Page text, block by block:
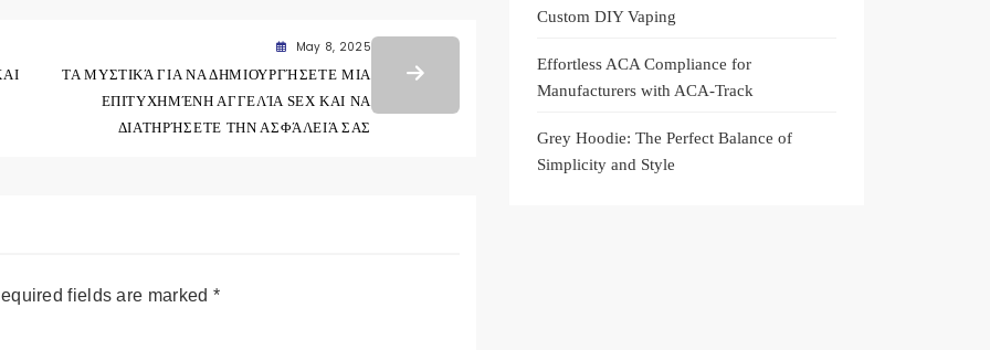
May 8, 2025
ΤΑ ΜΥΣΤΙΚΆ ΓΙΑ ΝΑ ΔΗΜΙΟΥΡΓΉΣΕΤΕ ΜΙΑ
ΕΠΙΤΥΧΗΜΈΝΗ ΑΓΓΕΛΊΑ SEX ΚΑΙ ΝΑ
ΔΙΑΤΗΡΉΣΕΤΕ ΤΗΝ ΑΣΦΆΛΕΙΆ ΣΑΣ
fields are marked *
Custom DIY Vaping
Effortless ACA Compliance for
Manufacturers with ACA-Track
Grey Hoodie: The Perfect Balance of
Simplicity and Style